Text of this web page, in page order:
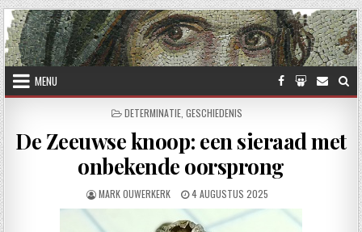
Skip to content
MENU
POSTED IN
DETERMINATIE GESCHIEDENIS
De Zeeuwse knoop: een sieraad met
onbekende oorsprong
AUTHOR:
MARK OUWERKERK PUBLISHED DATE:
4 AUGUSTUS 2025